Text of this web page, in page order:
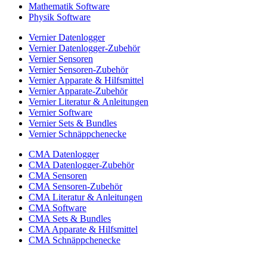
Mathematik Software
Physik Software
Vernier Datenlogger
Vernier Datenlogger-Zubehör
Vernier Sensoren
Vernier Sensoren-Zubehör
Vernier Apparate & Hilfsmittel
Vernier Apparate-Zubehör
Vernier Literatur & Anleitungen
Vernier Software
Vernier Sets & Bundles
Vernier Schnäppchenecke
CMA Datenlogger
CMA Datenlogger-Zubehör
CMA Sensoren
CMA Sensoren-Zubehör
CMA Literatur & Anleitungen
CMA Software
CMA Sets & Bundles
CMA Apparate & Hilfsmittel
CMA Schnäppchenecke